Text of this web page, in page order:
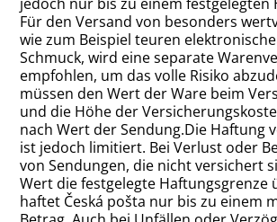
Für den Versand von besonders
wie zum Beispiel teuren
Schmuck, wird eine separate
empfohlen, um das volle Risiko
müssen den Wert der Ware beim
und die Höhe der
nach Wert der Sendung.Die Haftung
ist jedoch limitiert. Bei Verlust oder
von Sendungen, die nicht versichert
Wert die festgelegte Haftungsgrenze
haftet Česká pošta nur bis zu einem